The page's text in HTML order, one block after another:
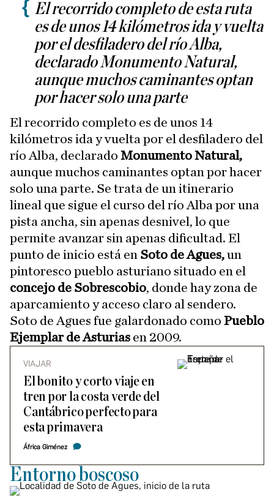
El recorrido completo de esta ruta
es de unos 14 kilómetros ida y vuelta
por el desfiladero del río Alba,
declarado Monumento Natural,
aunque muchos caminantes optan
por hacer solo una parte
El recorrido completo es de unos 14
kilómetros ida y vuelta por el desfiladero del
río Alba, declarado Monumento Natural,
aunque muchos caminantes optan por hacer
solo una parte. Se trata de un itinerario
lineal que sigue el curso del río Alba por una
pista ancha, sin apenas desnivel, lo que
permite avanzar sin apenas dificultad. El
punto de inicio está en Soto de Agues,un
pintoresco pueblo asturiano situado en el
concejo de Sobrescobio, donde hay zona de
aparcamiento y acceso claro al sendero.
Soto de Agues fue galardonado como Pueblo
Ejemplar de Asturias en 2009.
VIAJAR
El bonito y corto viaje en
tren por la costa verde del
Cantábrico perfecto para
esta primavera
África Giménez
Entorno boscoso